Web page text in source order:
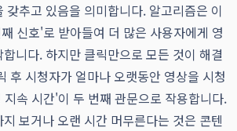
갖추고 있음을 의미합니다. 알고리즘은 이
신호'로 받아들여 더 많은 사용자에게 영
니다. 하지만 클릭만으로 모든 것이 해결
후 시청자가 얼마나 오랫동안 영상을 시청
속 시간'이 두 번째 관문으로 작용합니다.
보거나 오랜 시간 머무른다는 것은 콘텐